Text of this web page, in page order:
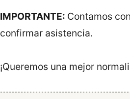
IMPORTANTE: Contamos
confirmar asistencia.
¡Queremos una mejor